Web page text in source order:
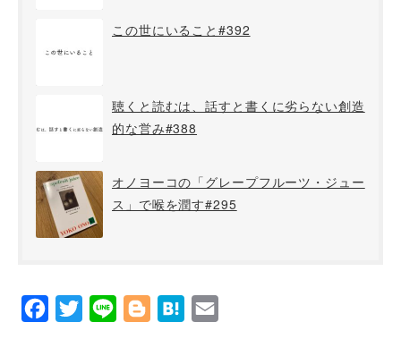
この世にいること#392
聴くと読むは、話すと書くに劣らない創造
的な営み#388
オノヨーコの「グレープフルーツ・ジュー
ス」で喉を潤す#295
Facebook
TwitterLine BloggerHatena